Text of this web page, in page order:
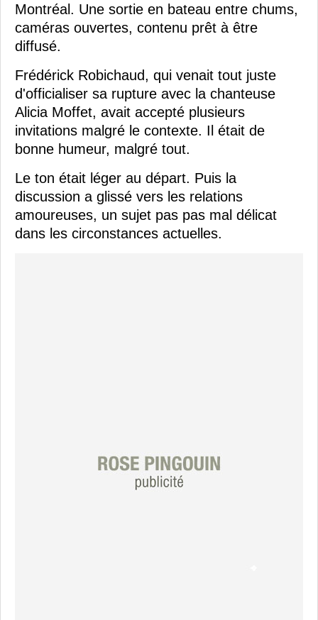
Montréal. Une sortie en bateau entre chums,
caméras ouvertes, contenu prêt à être
diffusé.
Frédérick Robichaud, qui venait tout juste
d'officialiser sa rupture avec la chanteuse
Alicia Moffet, avait accepté plusieurs
invitations malgré le contexte. Il était de
bonne humeur, malgré tout.
Le ton était léger au départ. Puis la
discussion a glissé vers les relations
amoureuses, un sujet pas pas mal délicat
dans les circonstances actuelles.